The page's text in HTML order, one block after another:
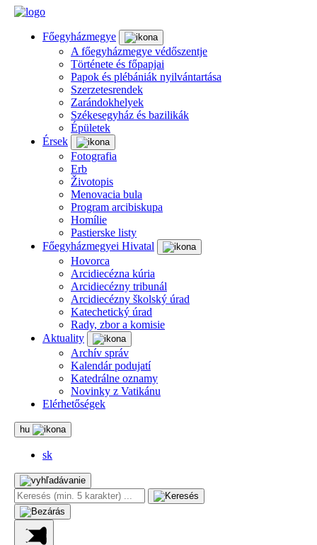
Főegyházmegye
A főegyházmegye védőszentje
Története és főpapjai
Papok és plébániák nyilvántartása
Szerzetesrendek
Zarándokhelyek
Székesegyház és bazilikák
Épületek
Érsek
Fotografia
Erb
Životopis
Menovacia bula
Program arcibiskupa
Homílie
Pastierske listy
Főegyházmegyei Hivatal
Hovorca
Arcidiecézna kúria
Arcidiecézny tribunál
Arcidiecézny školský úrad
Katechetický úrad
Rady, zbor a komisie
Aktuality
Archív správ
Kalendár podujatí
Katedrálne oznamy
Novinky z Vatikánu
Elérhetőségek
hu
sk